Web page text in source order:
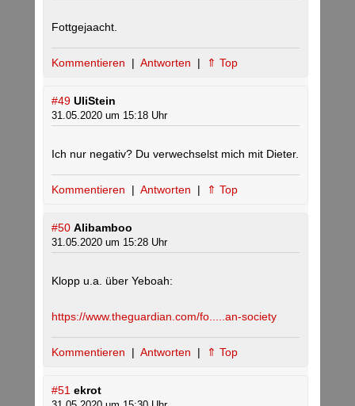
Fottgejaacht.
Kommentieren | Antworten | ⇑ Top
#49 UliStein
31.05.2020 um 15:18 Uhr
Ich nur negativ? Du verwechselst mich mit Dieter.
Kommentieren | Antworten | ⇑ Top
#50 Alibamboo
31.05.2020 um 15:28 Uhr
Klopp u.a. über Yeboah:
https://www.theguardian.com/fo.....an-society
Kommentieren | Antworten | ⇑ Top
#51 ekrot